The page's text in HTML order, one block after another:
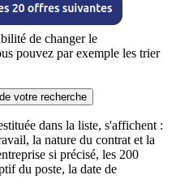
de changer le
pouvez par exemple les trier
votre recherche
dans la liste, s'affichent :
la nature du contrat et la
si précisé, les 200
du poste, la date de